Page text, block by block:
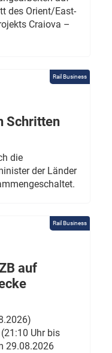
des Orient/East-
Craiova –
Rail Business
Schritten
die
der Länder
Rail Business
auf
Uhr bis
29.08.2026